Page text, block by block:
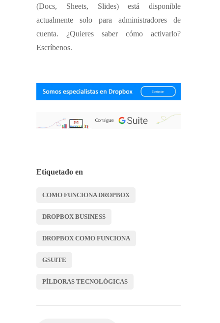
(Docs, Sheets, Slides) está disponible
actualmente solo para administradores de
cuenta. ¿Quieres saber cómo activarlo?
Escríbenos.
Etiquetado en
COMO FUNCIONA DROPBOX
DROPBOX BUSINESS
DROPBOX COMO FUNCIONA
GSUITE
PÍLDORAS TECNOLÓGICAS